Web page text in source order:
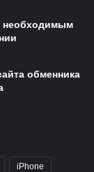
необходимым
обменника
iPhone